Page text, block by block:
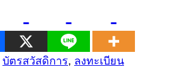
บัตรสวัสดิการ, ลงทะเบียน